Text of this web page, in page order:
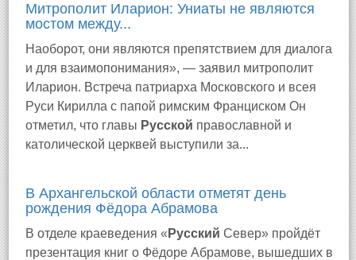
Митрополит Иларион: Униаты не являются
мостом между...
Наоборот, они являются препятствием для диалога
и для взаимопонимания», — заявил митрополит
Иларион. Встреча патриарха Московского и всея
Руси Кирилла с папой римским Франциском Он
отметил, что главы Русской православной и
католической церквей выступили за...
В Архангельской области отметят день
рождения Фёдора Абрамова
В отделе краеведения « Русский Север» пройдёт
презентация книг о Фёдоре Абрамове, вышедших в